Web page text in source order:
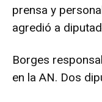
prensa y
agredió a
Borges
en la AN. Dos